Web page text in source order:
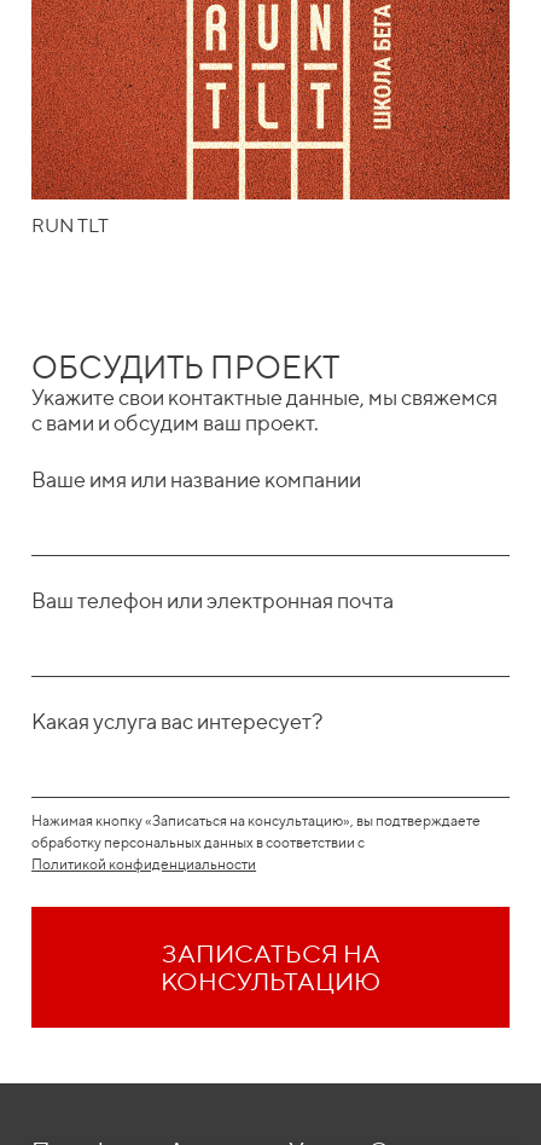
RUN TLT
ОБСУДИТЬ ПРОЕКТ
Укажите свои контактные данные, мы свяжемся
с вами и обсудим ваш проект.
Ваше имя или название компании
Ваш телефон или электронная почта
Какая услуга вас интересует?
Нажимая кнопку «Записаться на консультацию», вы подтверждаете
обработку персональных данных в соответствии с
Политикой конфиденциальности
ЗАПИСАТЬСЯ НА
КОНСУЛЬТАЦИЮ